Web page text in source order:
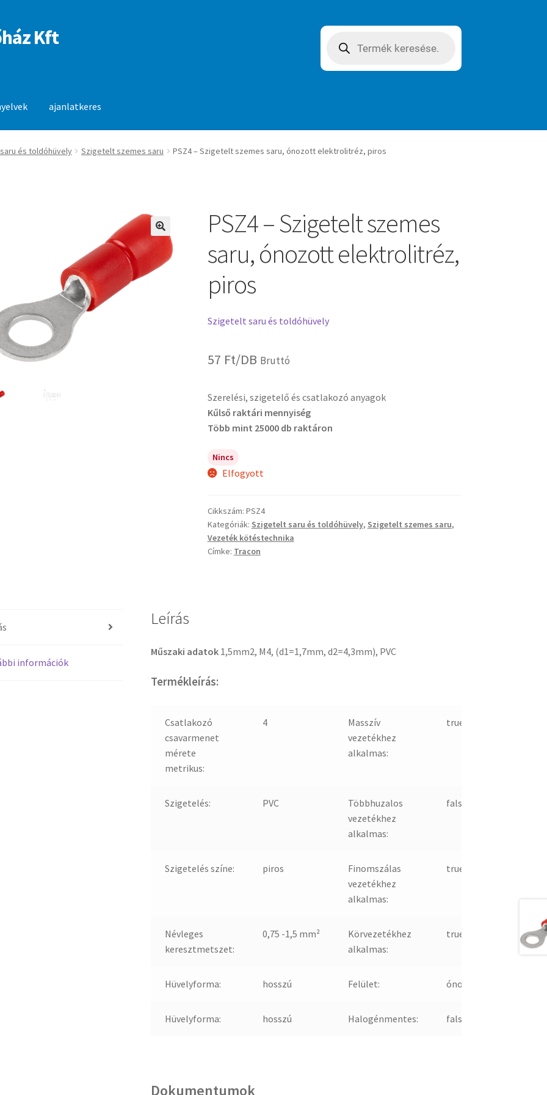
Kft search
ajanlatkeres
és toldóhüvely Szigetelt szemes saru PSZ4 – Szigetelt szemes saru, ónozott elektrolitréz, piros
🔍
PSZ4 – Szigetelt szemes
saru, ónozott elektrolitréz,
piros
Szigetelt saru és toldóhüvely
57 Ft/DB Bruttó
Szerelési, szigetelő és csatlakozó anyagok
Kűlső raktári mennyiség
Több mint 25000 db raktáron
Nincs
Elfogyott
Cikkszám: PSZ4
Kategóriák: Szigetelt saru és toldóhüvely, Szigetelt szemes saru,
Vezeték kötéstechnika
Címke: Tracon
információk
Leírás
Műszaki adatok 1,5mm2, M4, (d1=1,7mm, d2=4,3mm), PVC
Termékleírás:
Csatlakozó
csavarmenet
mérete
metrikus:
4
Masszív
vezetékhez
alkalmas:
true
Szigetelés: PVC
Többhuzalos
vezetékhez
alkalmas:
false
Szigetelés színe: piros
Finomszálas
vezetékhez
alkalmas:
true
Névleges
keresztmetszet:
0,75 -1,5 mm²
Körvezetékhez
alkalmas:
true
Hüvelyforma: hosszú Felület: ónozott
Hüvelyforma: hosszú Halogénmentes: false
Dokumentumok